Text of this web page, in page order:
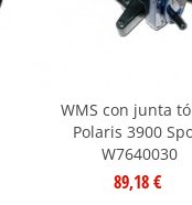
WMS con junta
Polaris 3900
W7640030
89,18 €